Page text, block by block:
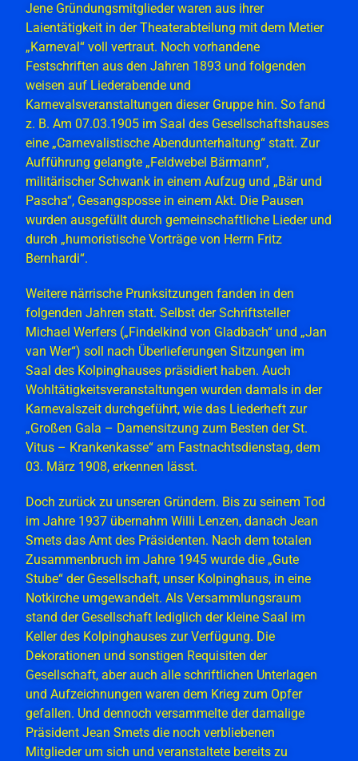
Jene Gründungsmitglieder waren aus ihrer
Laientätigkeit in der Theaterabteilung mit dem Metier
„Karneval“ voll vertraut. Noch vorhandene
Festschriften aus den Jahren 1893 und folgenden
weisen auf Liederabende und
Karnevalsveranstaltungen dieser Gruppe hin. So fand
z. B. Am 07.03.1905 im Saal des Gesellschaftshauses
eine „Carnevalistische Abendunterhaltung“ statt. Zur
Aufführung gelangte „Feldwebel Bärmann“,
militärischer Schwank in einem Aufzug und „Bär und
Pascha“, Gesangsposse in einem Akt. Die Pausen
wurden ausgefüllt durch gemeinschaftliche Lieder und
durch „humoristische Vorträge von Herrn Fritz
Bernhardi“.
Weitere närrische Prunksitzungen fanden in den
folgenden Jahren statt. Selbst der Schriftsteller
Michael Werfers („Findelkind von Gladbach“ und „Jan
van Wer“) soll nach Überlieferungen Sitzungen im
Saal des Kolpinghauses präsidiert haben. Auch
Wohltätigkeitsveranstaltungen wurden damals in der
Karnevalszeit durchgeführt, wie das Liederheft zur
„Großen Gala – Damensitzung zum Besten der St.
Vitus – Krankenkasse“ am Fastnachtsdienstag, dem
03. März 1908, erkennen lässt.
Doch zurück zu unseren Gründern. Bis zu seinem Tod
im Jahre 1937 übernahm Willi Lenzen, danach Jean
Smets das Amt des Präsidenten. Nach dem totalen
Zusammenbruch im Jahre 1945 wurde die „Gute
Stube“ der Gesellschaft, unser Kolpinghaus, in eine
Notkirche umgewandelt. Als Versammlungsraum
stand der Gesellschaft lediglich der kleine Saal im
Keller des Kolpinghauses zur Verfügung. Die
Dekorationen und sonstigen Requisiten der
Gesellschaft, aber auch alle schriftlichen Unterlagen
und Aufzeichnungen waren dem Krieg zum Opfer
gefallen. Und dennoch versammelte der damalige
Präsident Jean Smets die noch verbliebenen
Mitglieder um sich und veranstaltete bereits zu